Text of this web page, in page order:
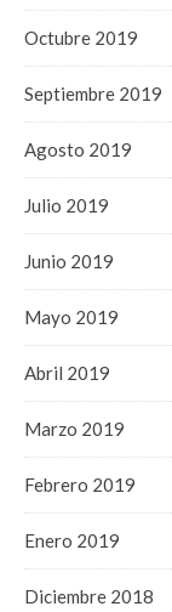
Octubre 2019
Septiembre 2019
Agosto 2019
Julio 2019
Junio 2019
Mayo 2019
Abril 2019
Marzo 2019
Febrero 2019
Enero 2019
Diciembre 2018